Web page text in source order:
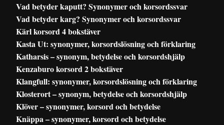
Vad betyder kaputt? Synonymer och korsordssvar
Vad betyder karg? Synonymer och korsordssvar
Kärl korsord 4 bokstäver
Kasta Ut: synonymer, korsordslösning och förklaring
Katharsis – synonym, betydelse och korsordshjälp
Kenzaburo korsord 2 bokstäver
Klangfull: synonymer, korsordslösning och förklaring
Klosterort – synonym, betydelse och korsordshjälp
Klöver – synonymer, korsord och betydelse
Knäppa – synonymer, korsord och betydelse